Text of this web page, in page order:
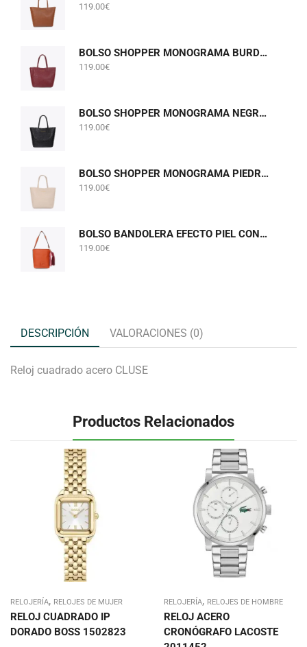
119.00€
BOLSO SHOPPER MONOGRAMA BURDEOS LOLA CASADEMUNT LF2604075
119.00€
BOLSO SHOPPER MONOGRAMA NEGRO LOLA CASADEMUNT LF2604075
119.00€
BOLSO SHOPPER MONOGRAMA PIEDRA GRIS PERLADO LOLA CASADEMUNT LF2604075
119.00€
BOLSO BANDOLERA EFECTO PIEL CON POMPONES NARANJA LOLA CASADEMUNT LF2604058
119.00€
DESCRIPCIÓN VALORACIONES (0)
Reloj cuadrado acero CLUSE
Productos Relacionados
RELOJERÍA, RELOJES DE MUJER
RELOJ CUADRADO IP
DORADO BOSS 1502823
RELOJERÍA, RELOJES DE HOMBRE
RELOJ ACERO
CRONÓGRAFO LACOSTE